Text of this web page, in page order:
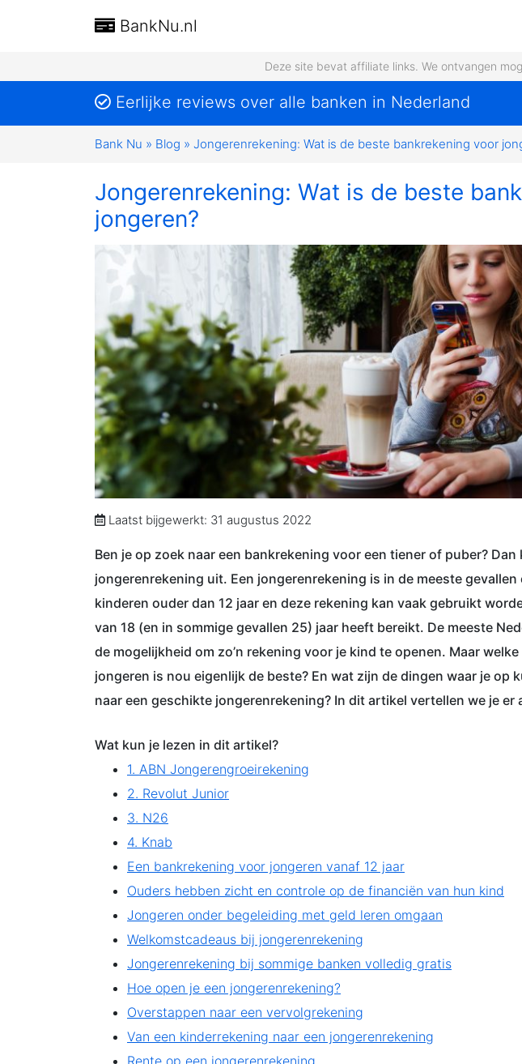
BankNu.nl
Deze site bevat affiliate links. We ontvangen
Eerlijke reviews over alle banken in Nederland
Bank Nu » Blog » Jongerenrekening: Wat is de beste bankrekening voor
Jongerenrekening: Wat is de beste
jongeren?
Laatst bijgewerkt: 31 augustus 2022
Ben je op zoek naar een bankrekening voor een tiener of puber?
jongerenrekening uit. Een jongerenrekening is in de meeste
kinderen ouder dan 12 jaar en deze rekening kan vaak gebruikt
van 18 (en in sommige gevallen 25) jaar heeft bereikt. De meeste
de mogelijkheid om zo’n rekening voor je kind te openen. Maar
jongeren is nou eigenlijk de beste? En wat zijn de dingen waar je op
naar een geschikte jongerenrekening? In dit artikel vertellen we je er
Wat kun je lezen in dit artikel?
1. ABN Jongerengroei­rekening
2. Revolut Junior
3. N26
4. Knab
Een bankrekening voor jongeren vanaf 12 jaar
Ouders hebben zicht en controle op de financiën van hun kind
Jongeren onder begeleiding met geld leren omgaan
Welkomstcadeaus bij jongerenrekening
Jongerenrekening bij sommige banken volledig gratis
Hoe open je een jongerenrekening?
Overstappen naar een vervolgrekening
Van een kinderrekening naar een jongerenrekening
Rente op een jongerenrekening